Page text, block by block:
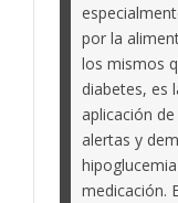
por la
los mismos
diabetes, es
aplicación
alertas y
medicación.